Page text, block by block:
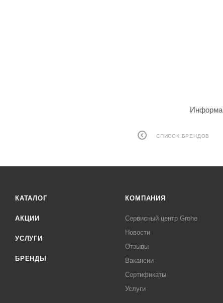
СПИСОК БРЕНДОВ
КАТАЛОГ
АКЦИИ
УСЛУГИ
БРЕНДЫ
КОМПАНИЯ
Сервисный центр Grohe
Новости
Отзывы
Вакансии
Сертификаты
Услуги